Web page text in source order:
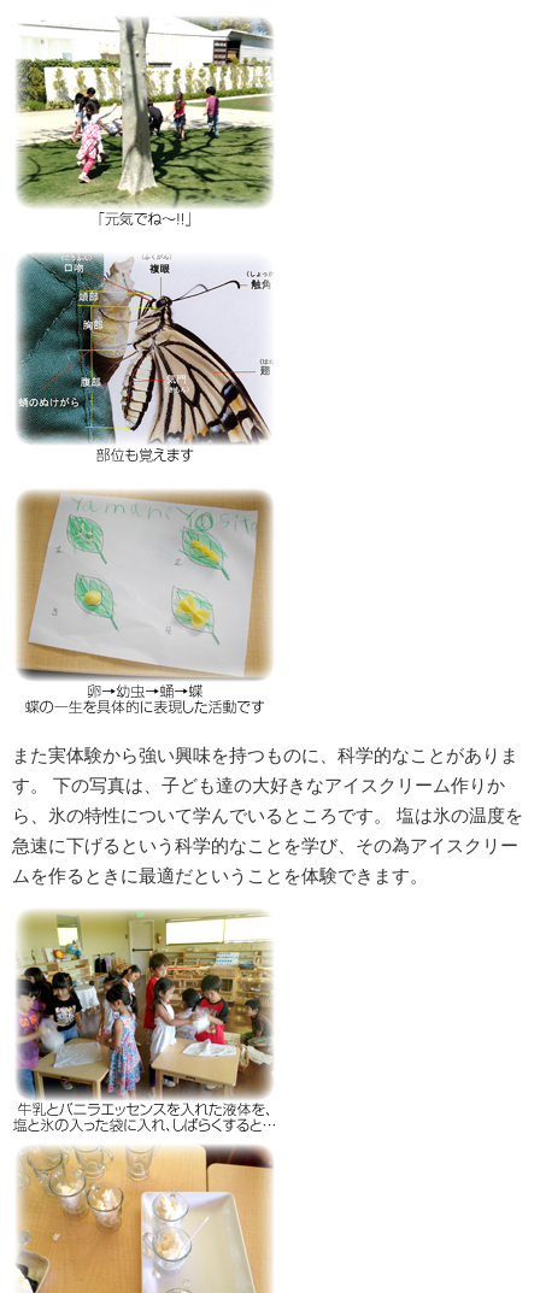
また実体験から強い興味を持つものに、科学的なことがありま
す。 下の写真は、子ども達の大好きなアイスクリーム作りか
ら、氷の特性について学んでいるところです。 塩は氷の温度を
急速に下げるという科学的なことを学び、その為アイスクリー
ムを作るときに最適だということを体験できます。